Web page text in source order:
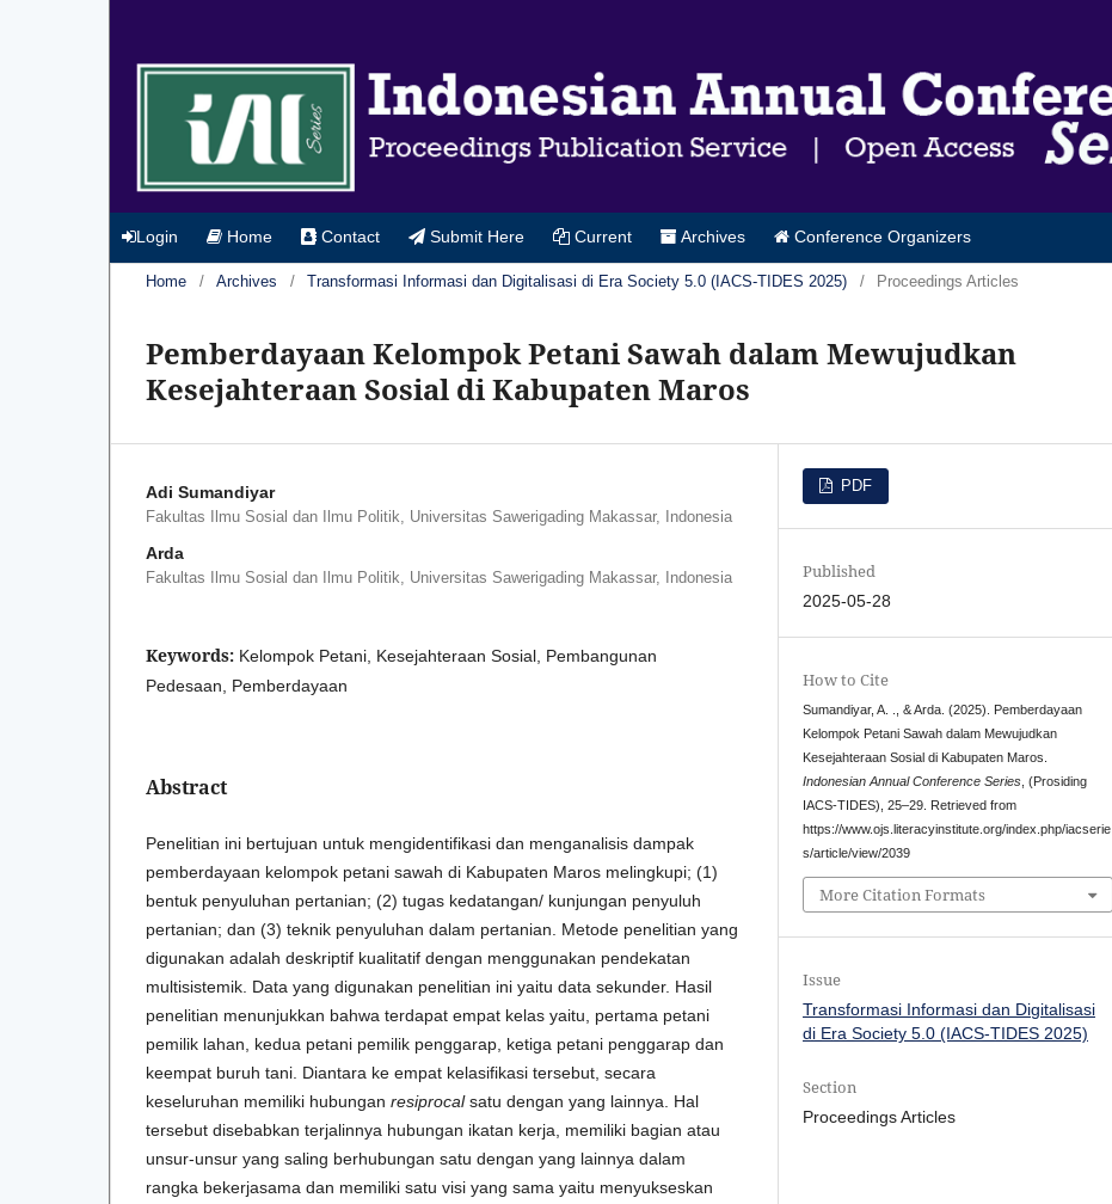
Login Home Contact Submit Here Current Archives Conference Organizers
Home / Archives / Transformasi Informasi dan Digitalisasi di Era Society 5.0 (IACS-TIDES 2025) / Proceedings Articles
Pemberdayaan Kelompok Petani Sawah dalam Mewujudkan
Kesejahteraan Sosial di Kabupaten Maros
Adi Sumandiyar
Fakultas Ilmu Sosial dan Ilmu Politik, Universitas Sawerigading Makassar, Indonesia
Arda
Fakultas Ilmu Sosial dan Ilmu Politik, Universitas Sawerigading Makassar, Indonesia
Keywords: Kelompok Petani, Kesejahteraan Sosial, Pembangunan
Pedesaan, Pemberdayaan
Abstract
Penelitian ini bertujuan untuk mengidentifikasi dan menganalisis dampak
pemberdayaan kelompok petani sawah di Kabupaten Maros melingkupi; (1)
bentuk penyuluhan pertanian; (2) tugas kedatangan/ kunjungan penyuluh
pertanian; dan (3) teknik penyuluhan dalam pertanian. Metode penelitian yang
digunakan adalah deskriptif kualitatif dengan menggunakan pendekatan
multisistemik. Data yang digunakan penelitian ini yaitu data sekunder. Hasil
penelitian menunjukkan bahwa terdapat empat kelas yaitu, pertama petani
pemilik lahan, kedua petani pemilik penggarap, ketiga petani penggarap dan
keempat buruh tani. Diantara ke empat kelasifikasi tersebut, secara
keseluruhan memiliki hubungan resiprocalsatu dengan yang lainnya. Hal
tersebut disebabkan terjalinnya hubungan ikatan kerja, memiliki bagian atau
unsur-unsur yang saling berhubungan satu dengan yang lainnya dalam
rangka bekerjasama dan memiliki satu visi yang sama yaitu menyukseskan
PDF
Published
2025-05-28
How to Cite
Sumandiyar, A. ., & Arda. (2025). Pemberdayaan
Kelompok Petani Sawah dalam Mewujudkan
Kesejahteraan Sosial di Kabupaten Maros.
Indonesian Annual Conference Series , (Prosiding
IACS-TIDES), 25–29. Retrieved from
https://www.ojs.literacyinstitute.org/index.php/iacserie
s/article/view/2039
More Citation Formats
Issue
Transformasi Informasi dan Digitalisasi
di Era Society 5.0 (IACS-TIDES 2025)
Section
Proceedings Articles